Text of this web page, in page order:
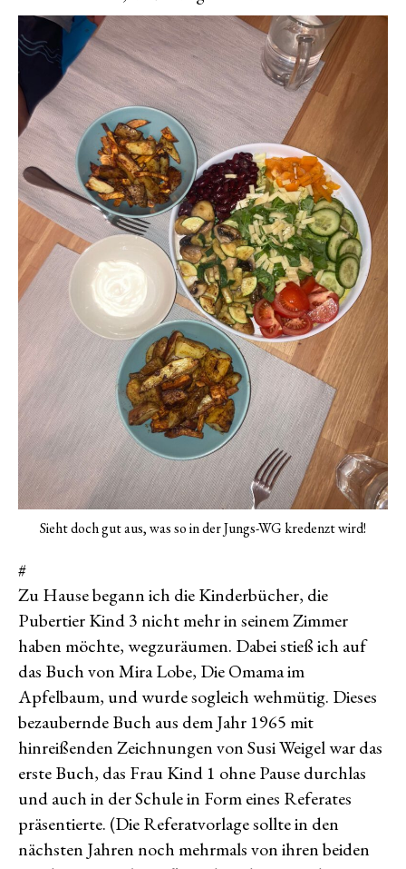
Sieht doch gut aus, was so in der Jungs-WG kredenzt wird!
#
Zu Hause begann ich die Kinderbücher, die
Pubertier Kind 3 nicht mehr in seinem Zimmer
haben möchte, wegzuräumen. Dabei stieß ich auf
das Buch von Mira Lobe, Die Omama im
Apfelbaum, und wurde sogleich wehmütig. Dieses
bezaubernde Buch aus dem Jahr 1965 mit
hinreißenden Zeichnungen von Susi Weigel war das
erste Buch, das Frau Kind 1 ohne Pause durchlas
und auch in der Schule in Form eines Referates
präsentierte. (Die Referatvorlage sollte in den
nächsten Jahren noch mehrmals von ihren beiden